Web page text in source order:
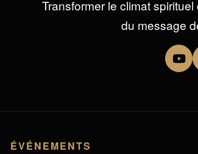
Transformer le climat
du message
ÉVÉNEMENTS